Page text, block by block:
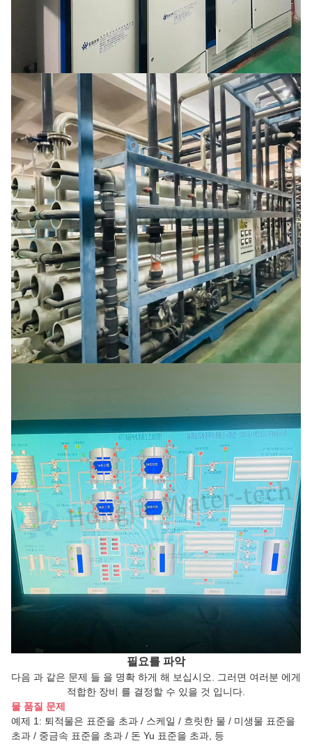
필요를 파악
다음 과 같은 문제 들 을 명확 하게 해 보십시오. 그러면 여러분 에게
적합한 장비 를 결정할 수 있을 것 입니다.
물 품질 문제
예제 1: 퇴적물은 표준을 초과 / 스케일 / 흐릿한 물 / 미생물 표준을
초과 / 중금속 표준을 초과 / 돈 Yu 표준을 초과, 등